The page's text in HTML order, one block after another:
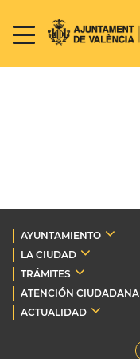
AYUNTAMIENTO
LA CIUDAD
TRÁMITES
ATENCIÓN CIUDADANA
ACTUALIDAD